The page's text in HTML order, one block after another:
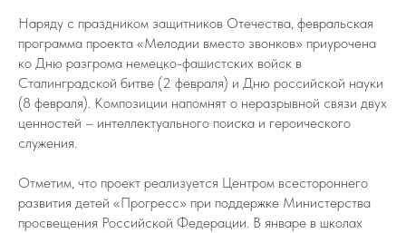
Наряду с праздником защитников Отечества, февральская
программа проекта «Мелодии вместо звонков» приурочена
ко Дню разгрома немецко-фашистских войск в
Сталинградской битве (2 февраля) и Дню российской науки
(8 февраля). Композиции напомнят о неразрывной связи двух
ценностей – интеллектуального поиска и героического
служения.
Отметим, что проект реализуется Центром всестороннего
развития детей «Прогресс» при поддержке Министерства
просвещения Российской Федерации. В январе в школах